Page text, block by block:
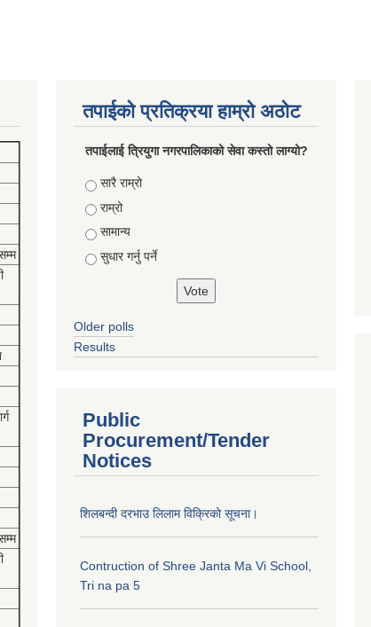
तपाईको प्रतिक्रया हाम्रो अठोट
तपाईलाई त्रियुगा नगरपालिकाको सेवा कस्तो लाग्यो?
Choices
सारै राम्रो
राम्रो
सामान्य
सुधार गर्नु पर्ने
Older polls
Results
Public
Procurement/Tender
Notices
शिलबन्दी दरभाउ लिलाम विक्रिको सूचना।
Contruction of Shree Janta Ma Vi School,
Tri na pa 5